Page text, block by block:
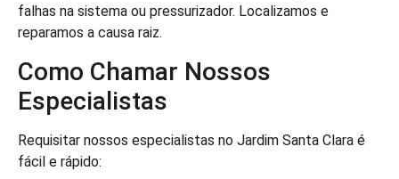
falhas na sistema ou pressurizador. Localizamos e
reparamos a causa raiz.
Como Chamar Nossos
Especialistas
Requisitar nossos especialistas no Jardim Santa Clara é
fácil e rápido: